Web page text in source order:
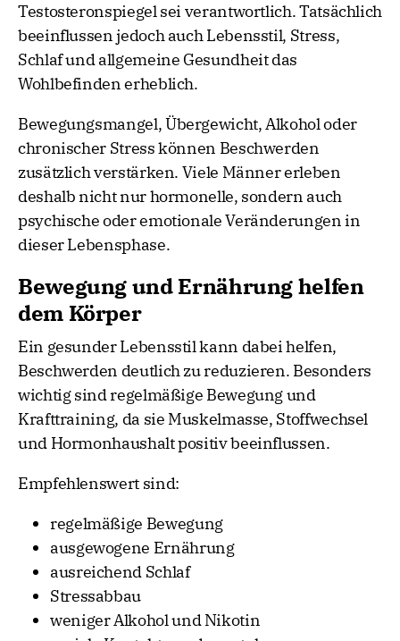
Testosteronspiegel sei verantwortlich. Tatsächlich
beeinflussen jedoch auch Lebensstil, Stress,
Schlaf und allgemeine Gesundheit das
Wohlbefinden erheblich.
Bewegungsmangel, Übergewicht, Alkohol oder
chronischer Stress können Beschwerden
zusätzlich verstärken. Viele Männer erleben
deshalb nicht nur hormonelle, sondern auch
psychische oder emotionale Veränderungen in
dieser Lebensphase.
Bewegung und Ernährung helfen
dem Körper
Ein gesunder Lebensstil kann dabei helfen,
Beschwerden deutlich zu reduzieren. Besonders
wichtig sind regelmäßige Bewegung und
Krafttraining, da sie Muskelmasse, Stoffwechsel
und Hormonhaushalt positiv beeinflussen.
Empfehlenswert sind:
regelmäßige Bewegung
ausgewogene Ernährung
ausreichend Schlaf
Stressabbau
weniger Alkohol und Nikotin